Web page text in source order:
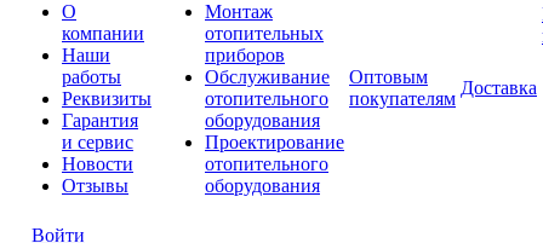
О
компании
Наши
работы
Реквизиты
Гарантия
и сервис
Новости
Отзывы
Монтаж
отопительных
приборов
Обслуживание
отопительного
оборудования
Проектирование
отопительного
оборудования
Оптовым
покупателям
Доставка
Войти